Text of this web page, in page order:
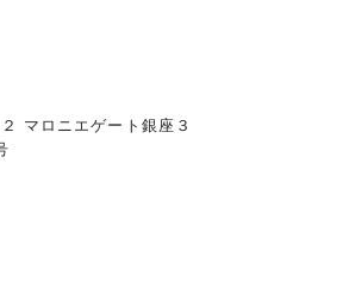
マロニエゲート銀座３